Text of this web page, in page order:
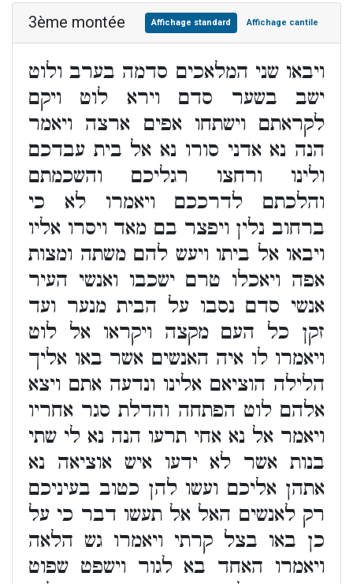
3ème montée Affichage standard Affichage cantile
ויבאו שני המלאכים סדמה בערב ולוט
ישב בשער סדם וירא לוט ויקם
לקראתם וישתחו אפים ארצה ויאמר
הנה נא אדני סורו נא אל בית עבדכם
ולינו ורחצו רגליכם והשכמתם
והלכתם לדרככם ויאמרו לא כי
ברחוב נלין ויפצר בם מאד ויסרו אליו
ויבאו אל ביתו ויעש להם משתה ומצות
אפה ויאכלו טרם ישכבו ואנשי העיר
אנשי סדם נסבו על הבית מנער ועד
זקן כל העם מקצה ויקראו אל לוט
ויאמרו לו איה האנשים אשר באו אליך
הלילה הוציאם אלינו ונדעה אתם ויצא
אלהם לוט הפתחה והדלת סגר אחריו
ויאמר אל נא אחי תרעו הנה נא לי שתי
בנות אשר לא ידעו איש אוציאה נא
אתהן אליכם ועשו להן כטוב בעיניכם
רק לאנשים האל אל תעשו דבר כי על
כן באו בצל קרתי ויאמרו גש הלאה
ויאמרו האחד בא לגור וישפט שפוט